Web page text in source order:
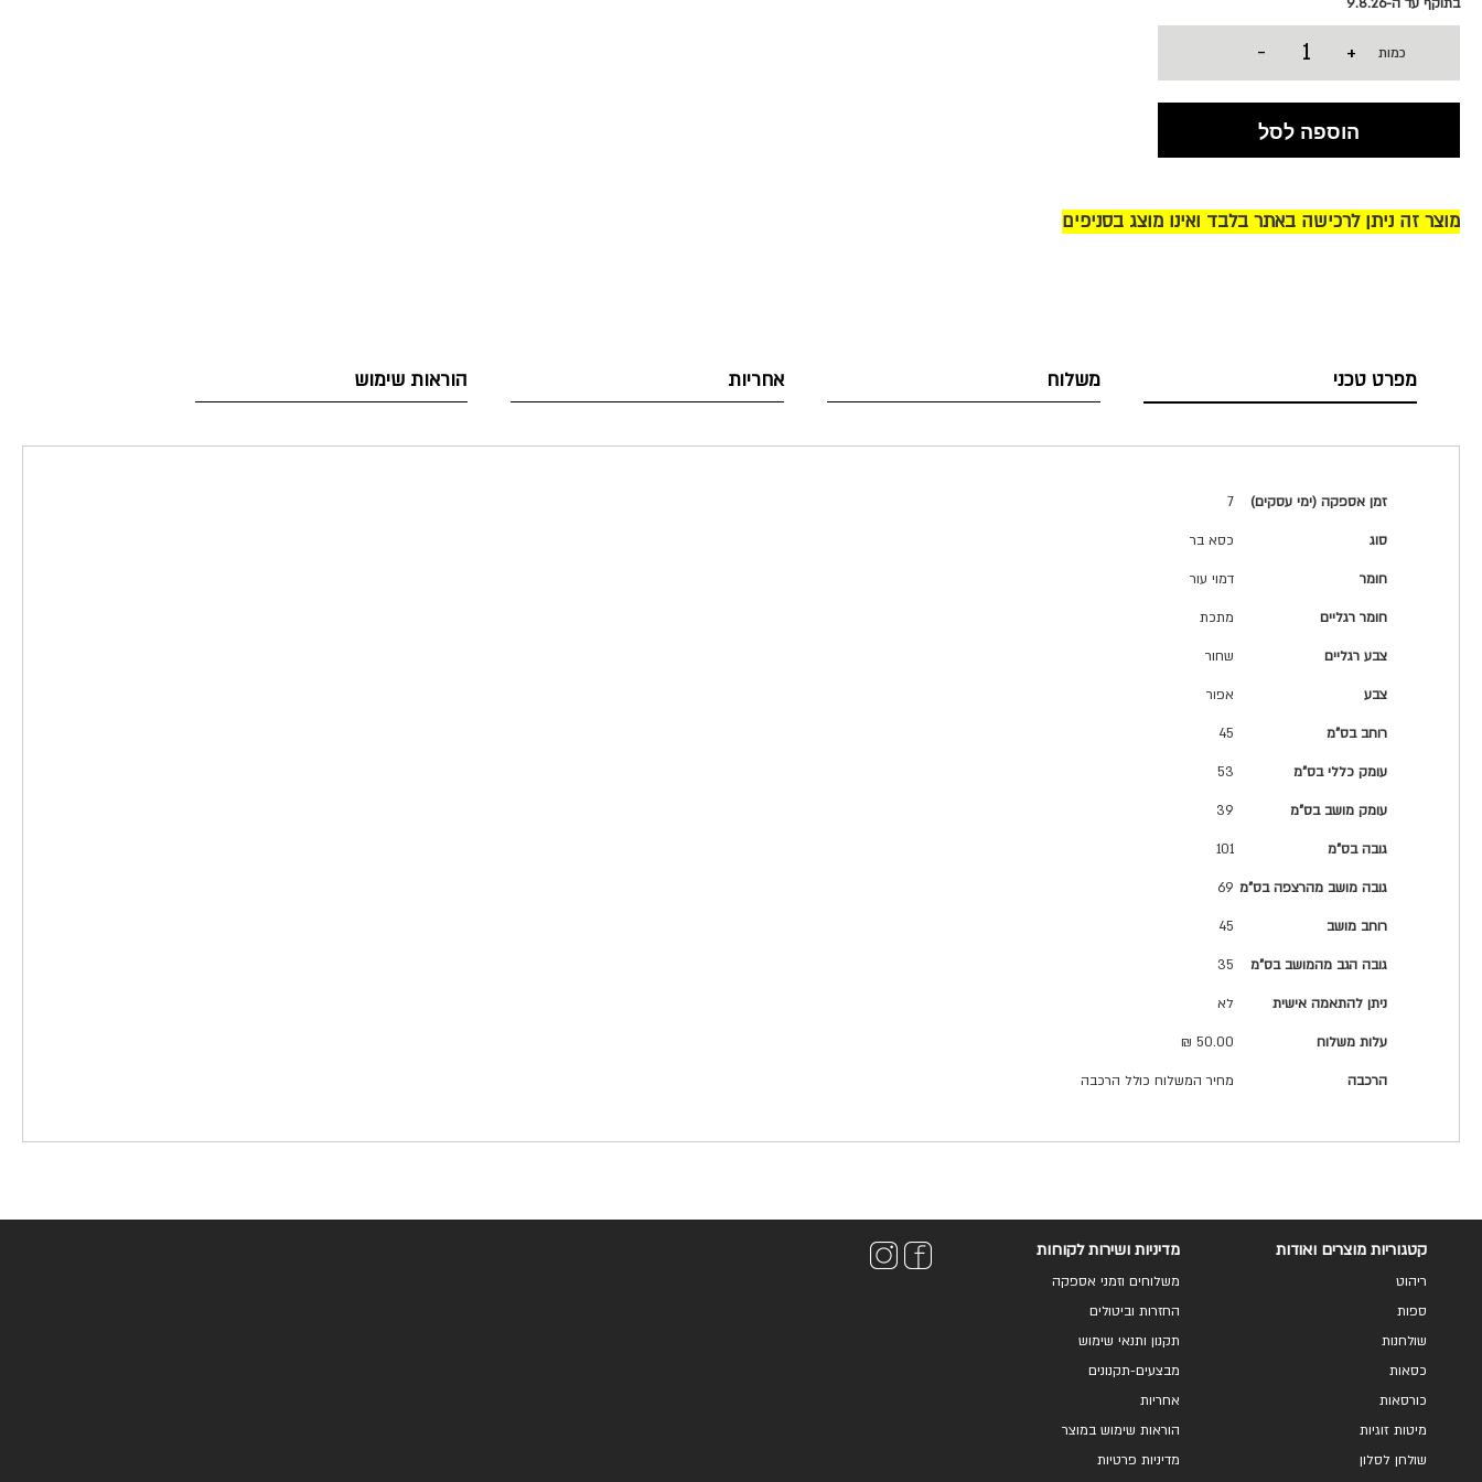
כמות +
-
הוספה לסל
מוצר זה ניתן לרכישה באתר בלבד ואינו מוצג בסניפים
מפרט טכני
זמן אספקה (ימי עסקים) 7
סוג כסא בר
חומר דמוי עור
חומר רגליים מתכת
צבע רגליים שחור
צבע אפור
רוחב בס"מ 45
עומק כללי בס"מ 53
עומק מושב בס"מ 39
גובה בס"מ 101
גובה מושב מהרצפה בס"מ 69
רוחב מושב 45
גובה הגב מהמושב בס"מ 35
ניתן להתאמה אישית לא
עלות משלוח 50.00 ₪
הרכבה מחיר המשלוח כולל הרכבה
משלוח אחריות הוראות שימוש
קטגוריות מוצרים ואודות
ריהוט
ספות
שולחנות
כסאות
כורסאות
מיטות זוגיות
שולחן לסלון
מדיניות ושירות לקוחות
משלוחים וזמני אספקה
החזרות וביטולים
תקנון ותנאי שימוש
מבצעים-תקנונים
אחריות
הוראות שימוש במוצר
מדיניות פרטיות